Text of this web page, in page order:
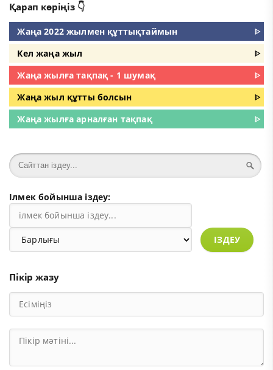
Қарап көріңіз 👇
Жаңа 2022 жылмен құттықтаймын
ᐈ
Кел жаңа жыл
ᐈ
Жаңа жылға тақпақ - 1 шумақ
ᐈ
Жаңа жыл құтты болсын
ᐈ
Жаңа жылға арналған тақпақ
ᐈ
Ілмек бойынша іздеу:
ІЗДЕУ
Пікір жазу